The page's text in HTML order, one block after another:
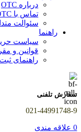
درباره OTC
تماس با OTC
سئوالت
راهنما
سیاست
قوانین و
راهنمای
سفارش تلفنی
021-44991748-9
0 علاقه مندی